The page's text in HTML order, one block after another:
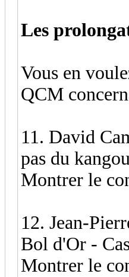
Les
Vous en
QCM
11. David
pas du
Montrer le
12. Jean-
Bol d'Or -
Montrer le